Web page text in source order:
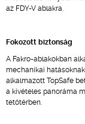
az FDY-V ablakra.
Fokozott biztonság
A Fakro-ablakokban
mechanikai
alkalmazott TopSafe
a kivételes panoráma
tetőtérben.